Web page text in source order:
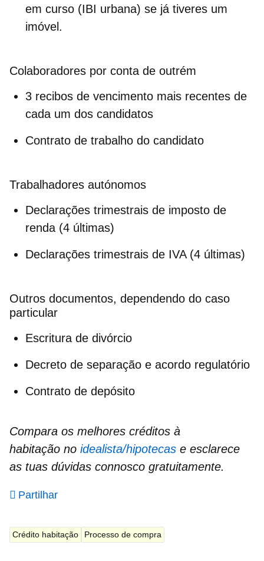
em curso (IBI urbana) se já tiveres um
imóvel.
Colaboradores por conta de outrém
3 recibos de vencimento mais recentes de
cada um dos candidatos
Contrato de trabalho do candidato
Trabalhadores autónomos
Declarações trimestrais de imposto de
renda (4 últimas)
Declarações trimestrais de IVA (4 últimas)
Outros documentos, dependendo do caso
particular
Escritura de divórcio
Decreto de separação e acordo regulatório
Contrato de depósito
Compara os melhores créditos à
habitação no idealista/hipotecas e esclarece
as tuas dúvidas connosco gratuitamente.
Partilhar
Crédito habitação Processo de compra